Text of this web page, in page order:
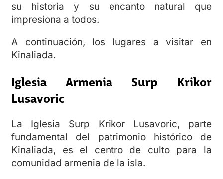
su historia y su encanto natural que
impresiona a todos.
A continuación, los lugares a visitar en
Kinaliada.
Iglesia Armenia Surp Krikor
Lusavoric
La Iglesia Surp Krikor Lusavoric, parte
fundamental del patrimonio histórico de
Kinaliada, es el centro de culto para la
comunidad armenia de la isla.